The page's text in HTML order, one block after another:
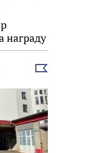
награду
Выбрать